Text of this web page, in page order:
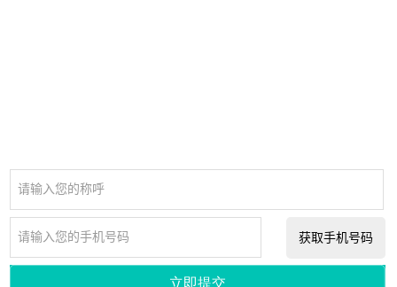
请输入您的称呼
请输入您的手机号码 获取手机号码
立即提交